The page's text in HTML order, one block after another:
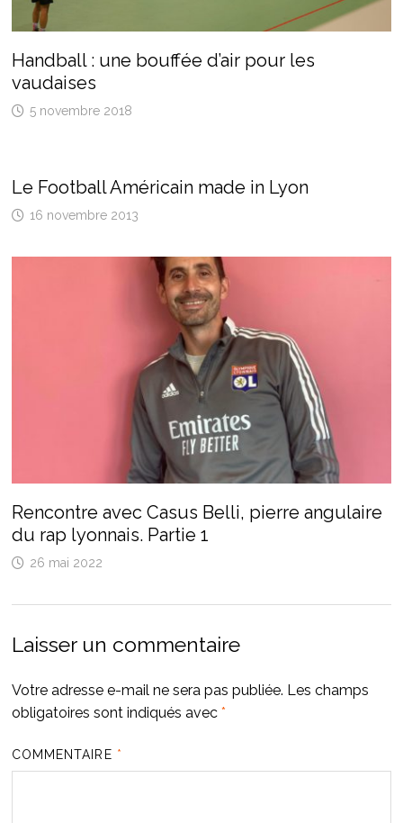
Handball : une bouffée d’air pour les
vaudaises
5 novembre 2018
Le Football Américain made in Lyon
16 novembre 2013
Rencontre avec Casus Belli, pierre angulaire
du rap lyonnais. Partie 1
26 mai 2022
Laisser un commentaire
Votre adresse e-mail ne sera pas publiée. Les champs
obligatoires sont indiqués avec *
COMMENTAIRE *